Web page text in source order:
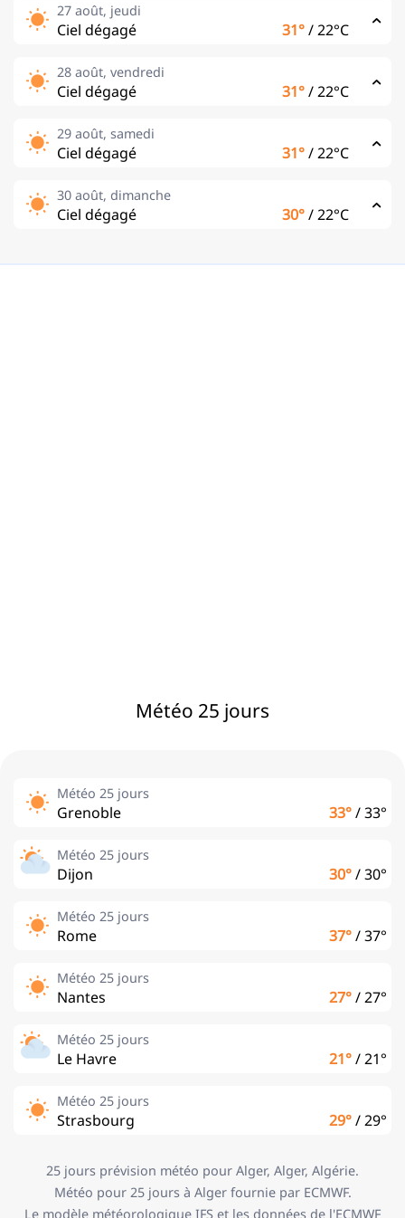
27 août, jeudi
Ciel dégagé 31°/22°C
28 août, vendredi
Ciel dégagé 31°/22°C
29 août, samedi
Ciel dégagé 31°/22°C
30 août, dimanche
Ciel dégagé 30°/22°C
Météo 25 jours
Météo 25 jours
Grenoble 33°/33°
Météo 25 jours
Dijon 30°/30°
Météo 25 jours
Rome 37°/37°
Météo 25 jours
Nantes 27°/27°
Météo 25 jours
Le Havre 21°/21°
Météo 25 jours
Strasbourg 29°/29°
25 jours prévision météo pour Alger, Alger, Algérie.
Météo pour 25 jours à Alger fournie par ECMWF.
Le modèle météorologique IFS et les données de l'ECMWF